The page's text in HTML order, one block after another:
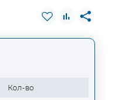
Кол-во